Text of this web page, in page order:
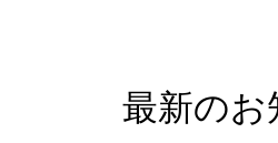
最新のお